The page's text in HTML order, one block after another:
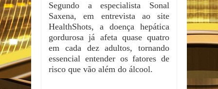
Segundo a especialista Sonal
Saxena, em entrevista ao site
HealthShots, a doença hepática
gordurosa já afeta quase quatro
em cada dez adultos, tornando
essencial entender os fatores de
risco que vão além do álcool.